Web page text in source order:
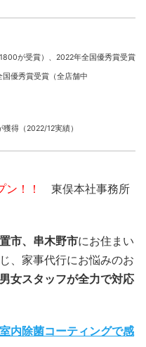
が受賞）、 2022年全国優秀賞受賞
優秀賞受賞（全店舗中
得（2022/12実績）
！！
東俣本社事務所
市、串木野市にお住まい
、家事代行にお悩みのお
男女スタッフが全力で対応
内除菌コーティングで感